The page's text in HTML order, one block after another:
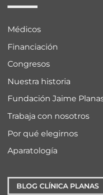
Médicos
Financiación
Congresos
Nuestra historia
Fundación Jaime
Trabaja con nosotros
Por qué elegirnos
Aparatología
BLOG CLÍNICA PLANAS